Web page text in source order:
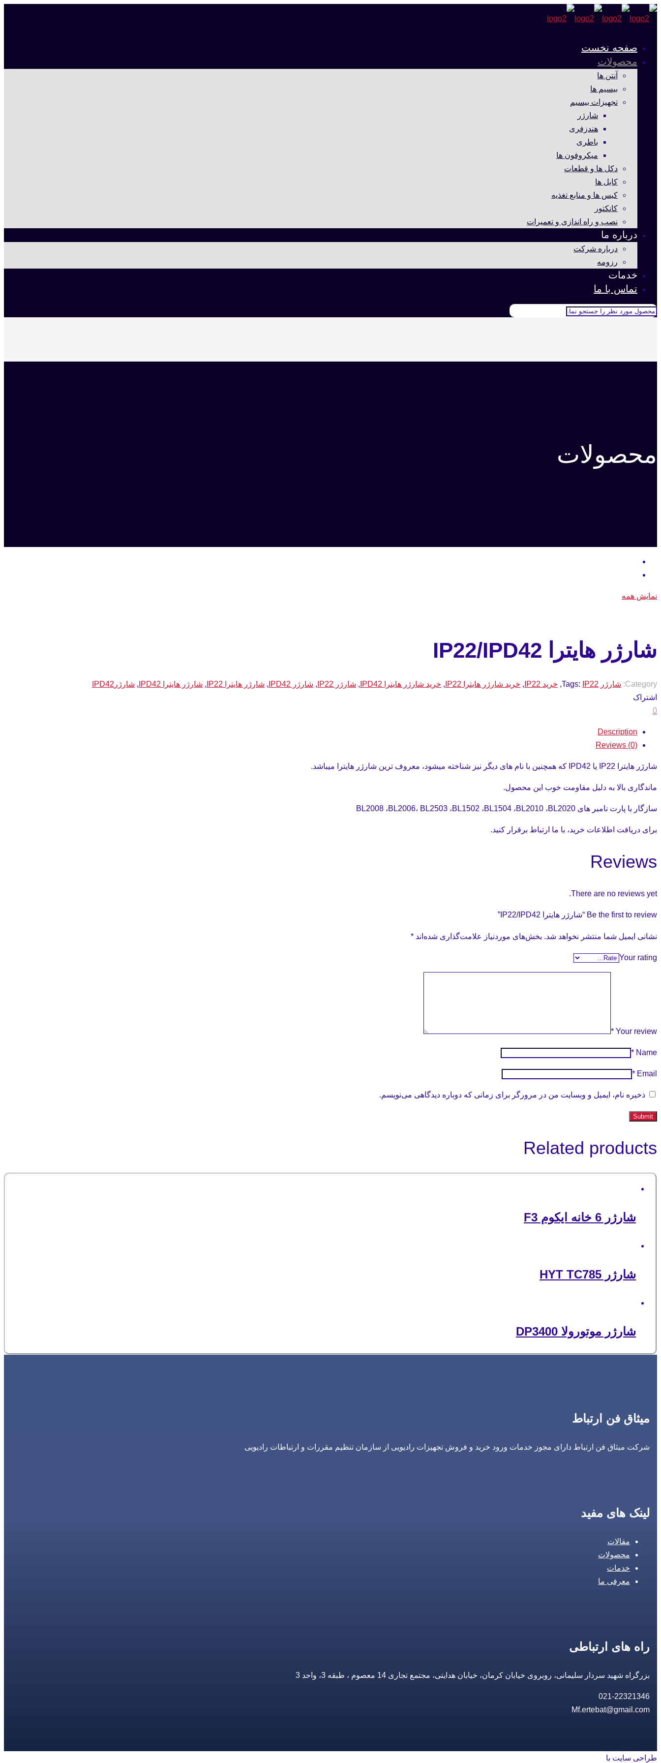
صفحه نخست
محصولات
آنتن ها
بیسیم ها
تجهیزات بیسیم
شارژر
هندزفری
باطری
میکروفون ها
دکل ها و قطعات
کابل ها
کیس ها و منابع تغذیه
کانکتور
نصب و راه اندازی و تعمیرات
درباره ما
درباره شرکت
رزومه
خدمات
تماس با ما
محصولات
نمایش همه
شارژر هایترا IP22/IPD42
Category: شارژر Tags: IP22
, خرید IP22 , خرید شارژر هایترا IP22 , خرید شارژر هایترا IPD42 , شارژر IP22 , شارژر IPD42 , شارژر هایترا IP22 , شارژر هایترا IPD42 , شارژرIPD42
اشتراک
0
Description
Reviews (0)
شارژر هایترا IP22 یا IPD42 که همچنین با نام های دیگر نیز شناخته میشود، معروف ترین شارژر هایترا میباشد.
ماندگاری بالا به دلیل مقاومت خوب این محصول.
سازگار با پارت نامبر های BL2008 ،BL2006، BL2503 ،BL1502 ،BL1504 ،BL2010 ،BL2020
برای دریافت اطلاعات خرید، با ما ارتباط برقرار کنید.
Reviews
There are no reviews yet.
Be the first to review “شارژر هایترا IP22/IPD42”
نشانی ایمیل شما منتشر نخواهد شد. بخش‌های موردنیاز علامت‌گذاری شده‌اند *
Your rating
Your review
*
Name
*
Email
*
ذخیره نام، ایمیل و وبسایت من در مرورگر برای زمانی که دوباره دیدگاهی می‌نویسم.
Related products
شارژر 6 خانه ایکوم F3
شارژر HYT TC785
شارژر موتورولا DP3400
میثاق فن ارتباط
شرکت میثاق فن ارتباط دارای مجوز خدمات ورود خرید و فروش تجهیزات رادیویی از سازمان تنظیم مقررات و ارتباطات رادیویی
لینک های مفید
مقالات
محصولات
خدمات
معرفی ما
راه های ارتباطی
بزرگراه شهید سردار سلیمانی، روبروی خیابان کرمان، خیابان هدایتی، مجتمع تجاری 14 معصوم ، طبقه 3، واحد 3
021-22321346
Mf.ertebat@gmail.com
طراحی سایت با